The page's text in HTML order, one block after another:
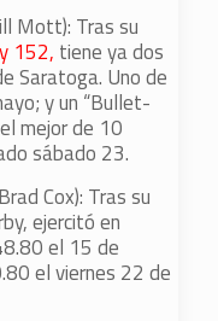
Mott): Tras su
152, tiene ya dos
Saratoga. Uno de
y un “Bullet-
mejor de 10
sábado 23.
Cox): Tras su
ejercitó en
el 15 de
el viernes 22 de